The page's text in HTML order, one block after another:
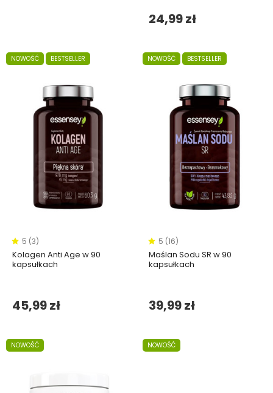
24,99 zł
NOWOŚĆ BESTSELLER
5 (3)
Kolagen Anti Age w 90
kapsułkach
45,99 zł
NOWOŚĆ BESTSELLER
5 (16)
Maślan Sodu SR w 90
kapsułkach
39,99 zł
NOWOŚĆ NOWOŚĆ